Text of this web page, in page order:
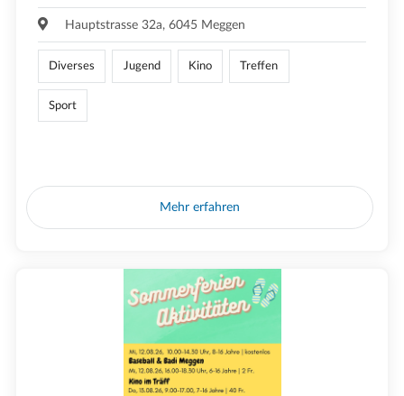
Hauptstrasse 32a, 6045 Meggen
Diverses Jugend Kino Treffen
Sport
Mehr erfahren